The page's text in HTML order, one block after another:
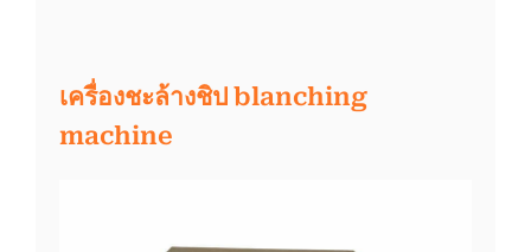
เครื่องชะล้างชิป blanching
machine